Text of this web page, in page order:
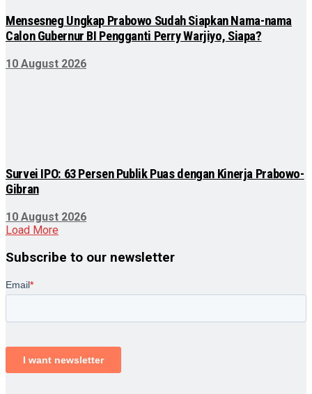
Mensesneg Ungkap Prabowo Sudah Siapkan Nama-nama
Calon Gubernur BI Pengganti Perry Warjiyo, Siapa?
10 August 2026
Survei IPO: 63 Persen Publik Puas dengan Kinerja Prabowo-
Gibran
10 August 2026
Load More
Subscribe to our newsletter